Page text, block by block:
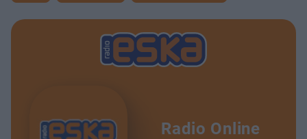
Radio Online